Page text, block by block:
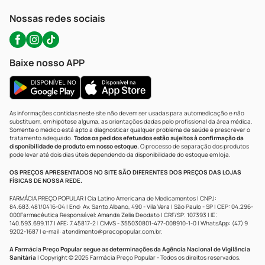
Nossas redes sociais
Baixe nosso APP
As informações contidas neste site não devem ser usadas para automedicação e não
substituem, em hipótese alguma, as orientações dadas pelo profissional da área médica.
Somente o médico está apto a diagnosticar qualquer problema de saúde e prescrever o
tratamento adequado. Todos os pedidos efetuados estão sujeitos à confirmação da
disponibilidade de produto em nosso estoque.O processo de separação dos produtos
pode levar até dois dias úteis dependendo da disponibilidade do estoque em loja.
OS PREÇOS APRESENTADOS NO SITE SÃO DIFERENTES DOS PREÇOS DAS LOJAS
FÍSICAS DE NOSSA REDE.
FARMÁCIA PREÇO POPULAR | Cia Latino Americana de Medicamentos | CNPJ:
84.683.481/0416-04 | End: Av. Santo Albano, 490 - Vila Vera | São Paulo - SP | CEP: 04.296-
000Farmacêutica Responsável: Amanda Zelia Deodato | CRF/SP: 107393 | IE:
140.593.699.117 | AFE: 7.45817-2 | CMVS - 355030801-477-008910-1-0 | WhatsApp: (47) 9
9202-1687 | e-mail: atendimento@precopopular.com.br.
A Farmácia Preço Popular segue as determinações da Agência Nacional de Vigilância
Sanitária | Copyright © 2025 Farmácia Preço Popular - Todos os direitos reservados.